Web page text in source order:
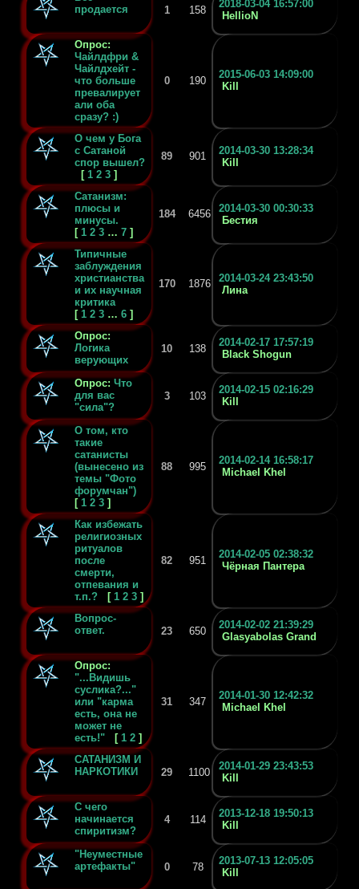
продается
1 158
2018-03-04 16:57:00
HellioN
Опрос:
Чайлдфри &
Чайлдхейт -
что больше
превалирует
али оба
сразу? :)
0 190
2015-06-03 14:09:00
Kill
О чем у Бога
с Сатаной
спор вышел?
[ 1 2 3 ]
89 901
2014-03-30 13:28:34
Kill
Сатанизм:
плюсы и
минусы.
[ 1 2 3 … 7 ]
184 6456
2014-03-30 00:30:33
Бестия
Типичные
заблуждения
христианства
и их научная
критика
[ 1 2 3 … 6 ]
170 1876
2014-03-24 23:43:50
Лина
Опрос:
Логика
верующих
10 138
2014-02-17 17:57:19
Black Shogun
Опрос: Что
для вас
"cила"?
3 103
2014-02-15 02:16:29
Kill
О том, кто
такие
сатанисты
(вынесено из
темы "Фото
форумчан")
[ 1 2 3 ]
88 995
2014-02-14 16:58:17
Michael Khel
Как избежать
религиозных
ритуалов
после
смерти,
отпевания и
т.п.?
[ 1 2 3 ]
82 951
2014-02-05 02:38:32
Чёрная Пантера
Вопрос-
ответ.
23 650
2014-02-02 21:39:29
Glasyabolas Grand
Опрос:
"...Видишь
суслика?..."
или "карма
есть, она не
может не
есть!"
[ 1 2 ]
31 347
2014-01-30 12:42:32
Michael Khel
САТАНИЗМ И
НАРКОТИКИ
29 1100
2014-01-29 23:43:53
Kill
С чего
начинается
спиритизм?
4 114
2013-12-18 19:50:13
Kill
"Неуместные
артефакты"
0 78
2013-07-13 12:05:05
Kill